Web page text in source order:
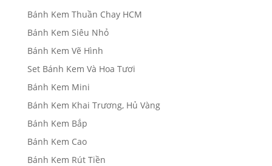
Bánh Kem Thuần Chay HCM
Bánh Kem Siêu Nhỏ
Bánh Kem Vẽ Hình
Set Bánh Kem Và Hoa Tươi
Bánh Kem Mini
Bánh Kem Khai Trương, Hủ Vàng
Bánh Kem Bắp
Bánh Kem Cao
Bánh Kem Rút Tiền